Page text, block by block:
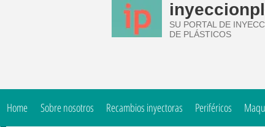
SU PORTAL DE
DE PLÁSTICOS
Home Sobre nosotros Recambios inyectoras Periféricos